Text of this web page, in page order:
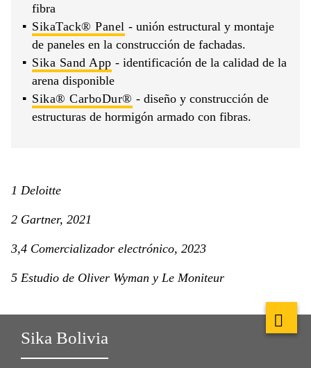
fibra
SikaTack® Panel - unión estructural y montaje
de paneles en la construcción de fachadas.
Sika Sand App - identificación de la calidad de la
arena disponible
Sika® CarboDur® - diseño y construcción de
estructuras de hormigón armado con fibras.
1 Deloitte
2 Gartner, 2021
3,4 Comercializador electrónico, 2023
5 Estudio de Oliver Wyman y Le Moniteur
Sika Bolivia